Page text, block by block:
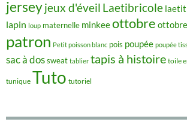
jerseyjeux d'éveil Laetibricole
lapin loup maternelle minkeeottobre
patron Petit poisson blanc pois poupée poupée
sac à dossweat tablier tapis à histoire toile
tunique Tuto tutoriel